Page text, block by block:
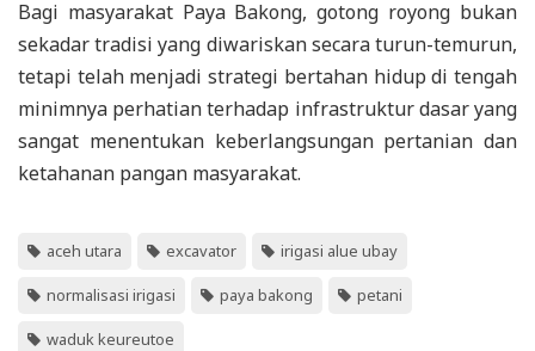
Bagi masyarakat Paya Bakong, gotong royong bukan
sekadar tradisi yang diwariskan secara turun-temurun,
tetapi telah menjadi strategi bertahan hidup di tengah
minimnya perhatian terhadap infrastruktur dasar yang
sangat menentukan keberlangsungan pertanian dan
ketahanan pangan masyarakat.
aceh utara excavator irigasi alue ubay
normalisasi irigasi paya bakong petani
waduk keureutoe